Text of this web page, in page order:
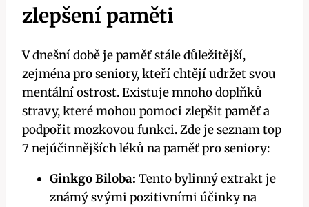
zlepšení paměti
V dnešní době je paměť stále důležitější,
zejména pro seniory, kteří chtějí udržet svou
mentální ostrost. Existuje mnoho doplňků
stravy, které mohou pomoci zlepšit paměť a
podpořit mozkovou funkci. Zde je seznam top
7 nejúčinnějších léků na paměť pro seniory:
Ginkgo Biloba: Tento bylinný extrakt je
známý svými pozitivními účinky na